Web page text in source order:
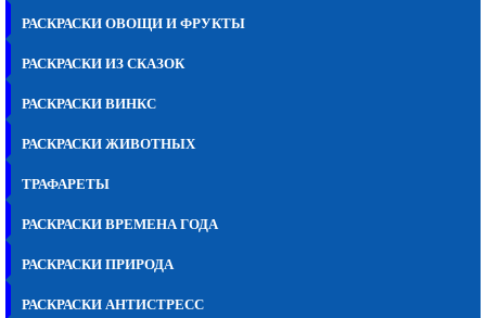
РАСКРАСКИ ОВОЩИ И ФРУКТЫ
РАСКРАСКИ ИЗ СКАЗОК
РАСКРАСКИ ВИНКС
РАСКРАСКИ ЖИВОТНЫХ
ТРАФАРЕТЫ
РАСКРАСКИ ВРЕМЕНА ГОДА
РАСКРАСКИ ПРИРОДА
РАСКРАСКИ АНТИСТРЕСС